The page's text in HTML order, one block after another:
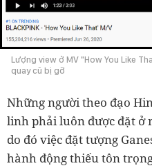
Lượng view ở MV "How You Like
quay cũ bị gỡ
Những người theo đạo
linh phải luôn được đặt ở
do đó việc đặt tượng
hành động thiếu tôn